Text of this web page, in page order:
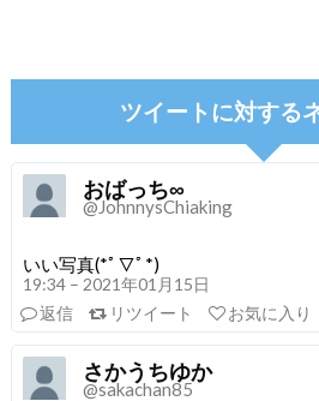
ツイートに対する
おばっち∞
@JohnnysChiaking
いい写真(*ﾟ▽ﾟ*)
19:34 – 2021年01月15日
返信
リツイート お気に入り
さかうちゆか
@sakachan85